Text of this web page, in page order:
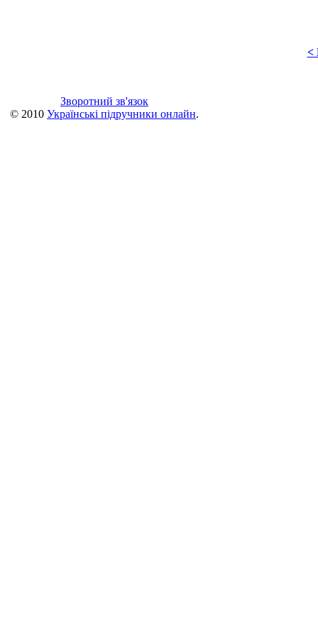
<
Зворотний зв'язок
© 2010 Українські підручники онлайн.